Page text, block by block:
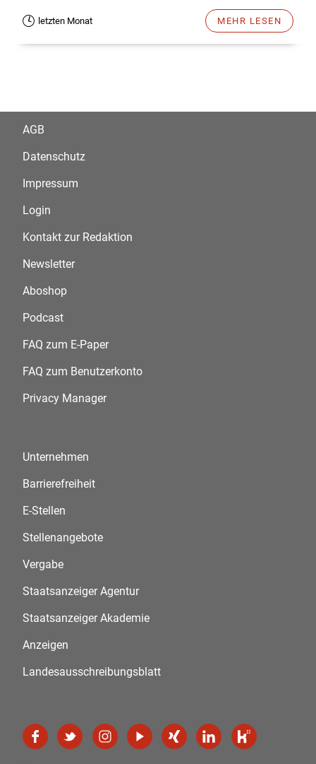
letzten Monat MEHR LESEN
AGB
Datenschutz
Impressum
Login
Kontakt zur Redaktion
Newsletter
Aboshop
Podcast
FAQ zum E-Paper
FAQ zum Benutzerkonto
Privacy Manager
Unternehmen
Barrierefreiheit
E-Stellen
Stellenangebote
Vergabe
Staatsanzeiger Agentur
Staatsanzeiger Akademie
Anzeigen
Landesausschreibungsblatt